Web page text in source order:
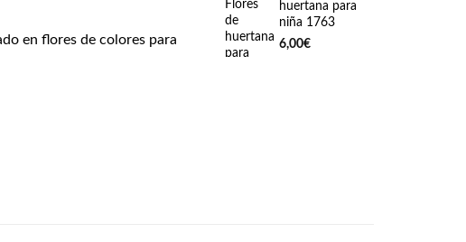
en flores de colores para
huertana para
niña 1763
6,00€